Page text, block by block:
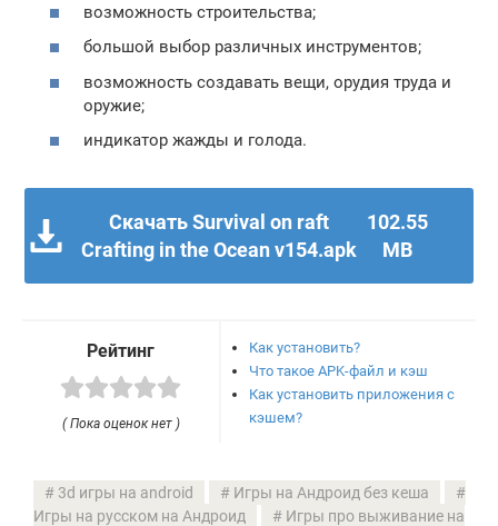
возможность строительства;
большой выбор различных инструментов;
возможность создавать вещи, орудия труда и
оружие;
индикатор жажды и голода.
Скачать Survival on raft
Crafting in the Ocean v154.apk
102.55
MB
Рейтинг
( Пока оценок нет )
Как установить?
Что такое APK-файл и кэш
Как установить приложения с
кэшем?
3d игры на android
Игры на Андроид без кеша
Игры на русском на Андроид
Игры про выживание на